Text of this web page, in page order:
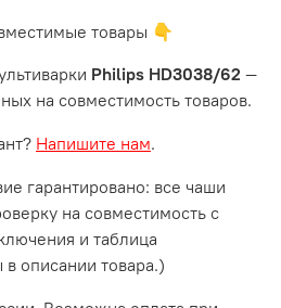
товары 👇
Philips HD3038/62 —
на совместимость товаров.
Напишите нам.
гарантировано: все чаши
на совместимость с
и таблица
описании товара.)